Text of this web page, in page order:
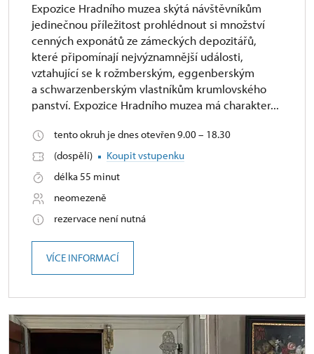
Expozice Hradního muzea skýtá návštěvníkům
jedinečnou příležitost prohlédnout si množství
cenných exponátů ze zámeckých depozitářů,
které připomínají nejvýznamnější události,
vztahující se k rožmberským, eggenberským
a schwarzenberským vlastníkům krumlovského
panství. Expozice Hradního muzea má charakter...
tento okruh je dnes otevřen 9.00 – 18.30
(dospělí)
Koupit vstupenku
délka 55 minut
neomezeně
rezervace není nutná
VÍCE INFORMACÍ